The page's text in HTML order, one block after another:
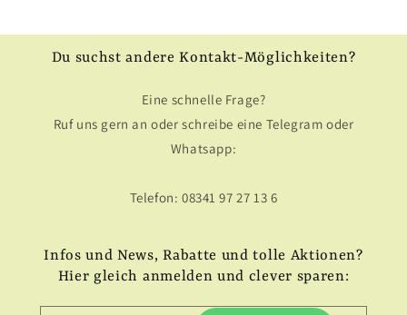
Du suchst andere Kontakt-Möglichkeiten?
Eine schnelle Frage?
Ruf uns gern an oder schreibe eine Telegram oder
Whatsapp:
Telefon: 08341 97 27 13 6
Infos und News, Rabatte und tolle Aktionen?
Hier gleich anmelden und clever sparen: